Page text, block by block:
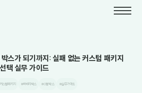
스가 되기까지: 실패 없는 커스텀 패키지
택 실무 가이드
스텀패키지 #싸바리박스 #G형박스 #실무가이드